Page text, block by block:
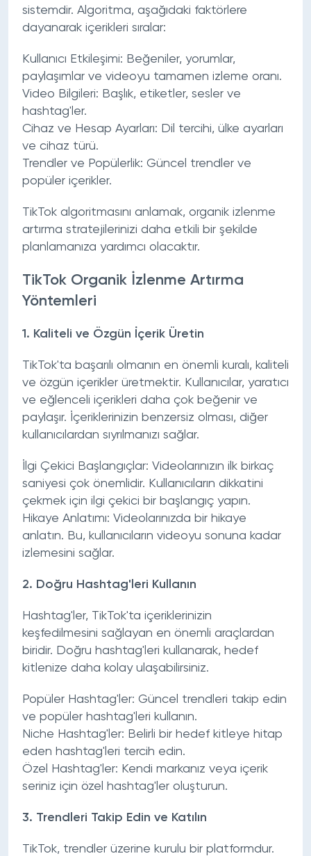
sistemdir. Algoritma, aşağıdaki faktörlere
dayanarak içerikleri sıralar:
Kullanıcı Etkileşimi: Beğeniler, yorumlar,
paylaşımlar ve videoyu tamamen izleme oranı.
Video Bilgileri: Başlık, etiketler, sesler ve
hashtag'ler.
Cihaz ve Hesap Ayarları: Dil tercihi, ülke ayarları
ve cihaz türü.
Trendler ve Popülerlik: Güncel trendler ve
popüler içerikler.
TikTok algoritmasını anlamak, organik izlenme
artırma stratejilerinizi daha etkili bir şekilde
planlamanıza yardımcı olacaktır.
TikTok Organik İzlenme Artırma
Yöntemleri
1. Kaliteli ve Özgün İçerik Üretin
TikTok'ta başarılı olmanın en önemli kuralı, kaliteli
ve özgün içerikler üretmektir. Kullanıcılar, yaratıcı
ve eğlenceli içerikleri daha çok beğenir ve
paylaşır. İçeriklerinizin benzersiz olması, diğer
kullanıcılardan sıyrılmanızı sağlar.
İlgi Çekici Başlangıçlar: Videolarınızın ilk birkaç
saniyesi çok önemlidir. Kullanıcıların dikkatini
çekmek için ilgi çekici bir başlangıç yapın.
Hikaye Anlatımı: Videolarınızda bir hikaye
anlatın. Bu, kullanıcıların videoyu sonuna kadar
izlemesini sağlar.
2. Doğru Hashtag'leri Kullanın
Hashtag'ler, TikTok'ta içeriklerinizin
keşfedilmesini sağlayan en önemli araçlardan
biridir. Doğru hashtag'leri kullanarak, hedef
kitlenize daha kolay ulaşabilirsiniz.
Popüler Hashtag'ler: Güncel trendleri takip edin
ve popüler hashtag'leri kullanın.
Niche Hashtag'ler: Belirli bir hedef kitleye hitap
eden hashtag'leri tercih edin.
Özel Hashtag'ler: Kendi markanız veya içerik
seriniz için özel hashtag'ler oluşturun.
3. Trendleri Takip Edin ve Katılın
TikTok, trendler üzerine kurulu bir platformdur.